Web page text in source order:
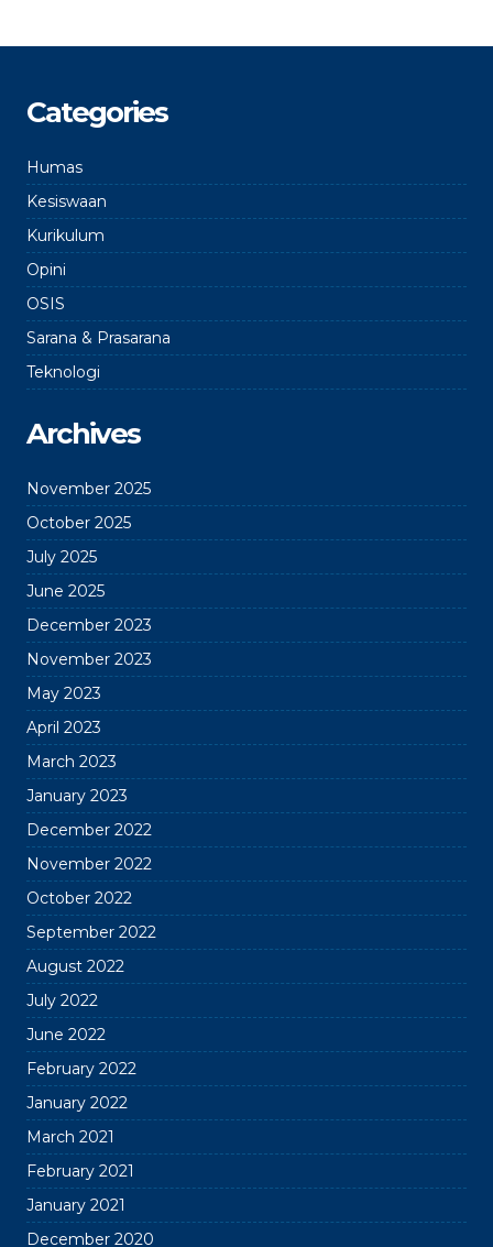
Categories
Humas
Kesiswaan
Kurikulum
Opini
OSIS
Sarana & Prasarana
Teknologi
Archives
November 2025
October 2025
July 2025
June 2025
December 2023
November 2023
May 2023
April 2023
March 2023
January 2023
December 2022
November 2022
October 2022
September 2022
August 2022
July 2022
June 2022
February 2022
January 2022
March 2021
February 2021
January 2021
December 2020